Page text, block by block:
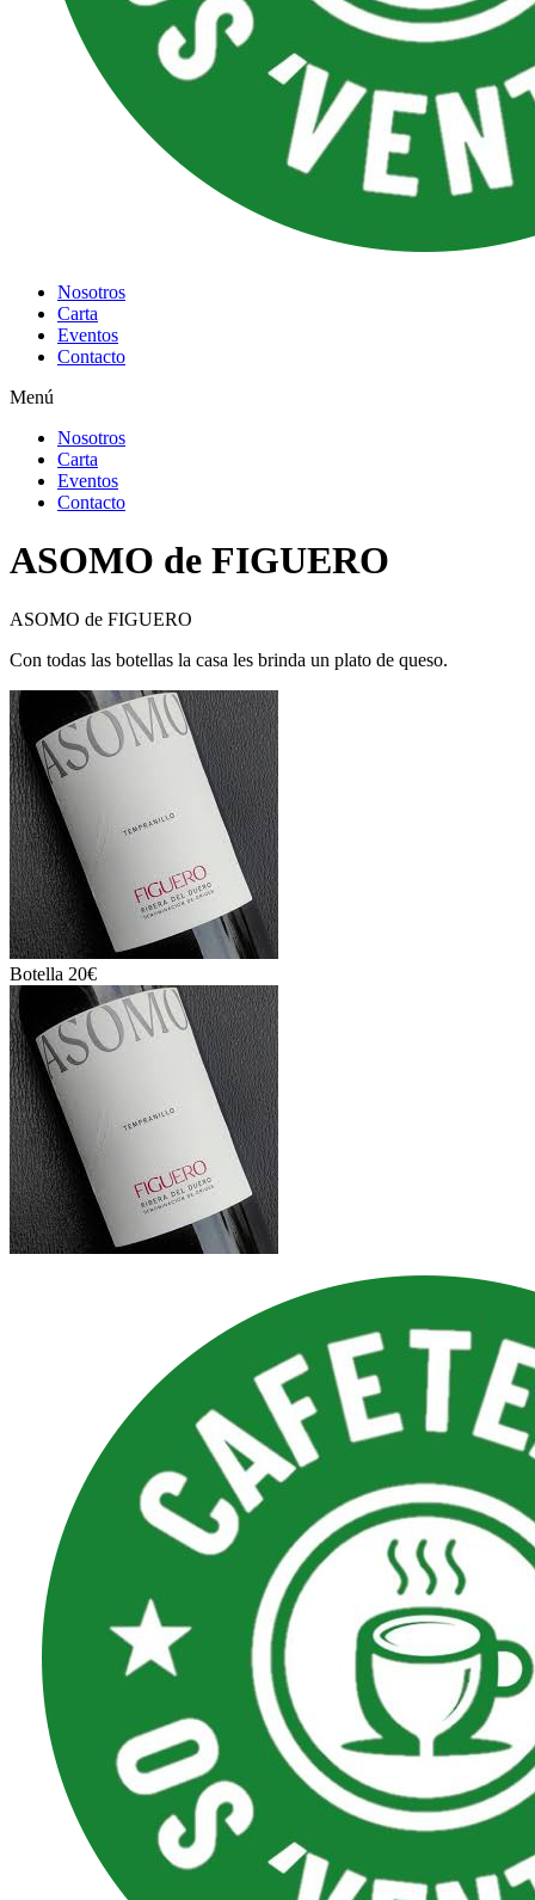
Nosotros
Carta
Eventos
Contacto
Menú
Nosotros
Carta
Eventos
Contacto
ASOMO de FIGUERO
ASOMO de FIGUERO
Con todas las botellas la casa les brinda un plato de queso.
Botella 20€